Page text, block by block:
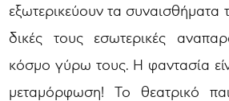
εξωτερικεύουν τα συναισθήματα
δικές τους εσωτερικές
κόσμο γύρω τους. Η φαντασία
μεταμόρφωση! Το θεατρικό